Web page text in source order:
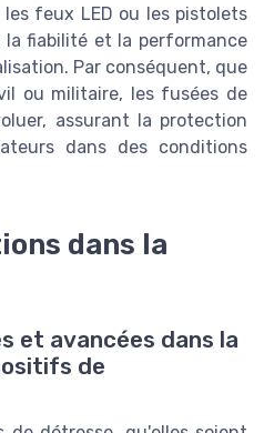
feux LED ou les pistolets
fiabilité et la performance
Par conséquent, que
ou militaire, les fusées de
assurant la protection
dans des conditions
dans la
et avancées dans la
de